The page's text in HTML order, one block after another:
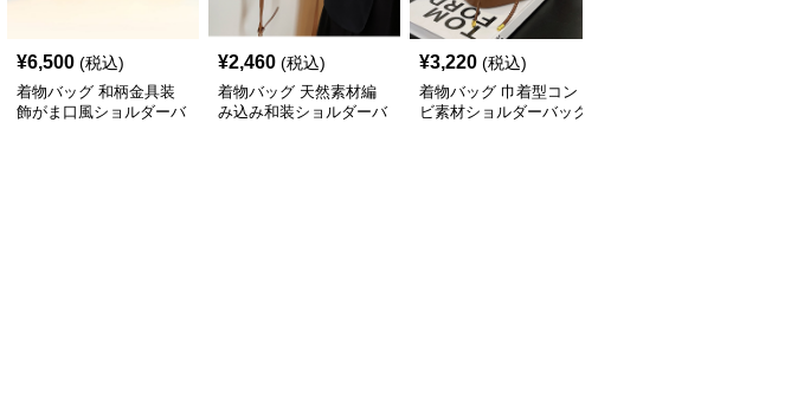
¥6,500 (税込)
着物バッグ 和柄金具装
飾がま口風ショルダーバ
¥2,460 (税込)
着物バッグ 天然素材編
み込み和装ショルダーバ
¥3,220 (税込)
着物バッグ 巾着型コン
ビ素材ショルダーバッグ